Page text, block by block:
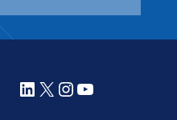
LinkedIn
X Instagram
YouTube